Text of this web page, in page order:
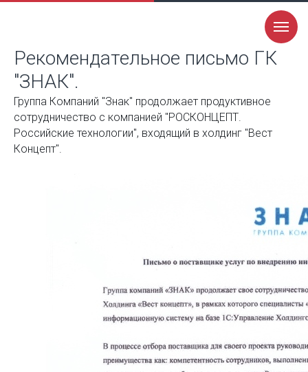
Рекомендательное письмо ГК
"ЗНАК".
Группа Компаний "Знак" продолжает продуктивное
сотрудничество с компанией "РОСКОНЦЕПТ.
Российские технологии", входящий в холдинг "Вест
Концепт".